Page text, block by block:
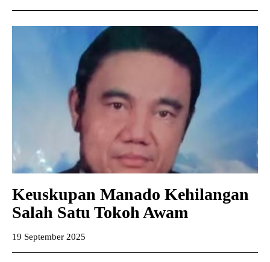
Keuskupan Manado Kehilangan
Salah Satu Tokoh Awam
19 September 2025